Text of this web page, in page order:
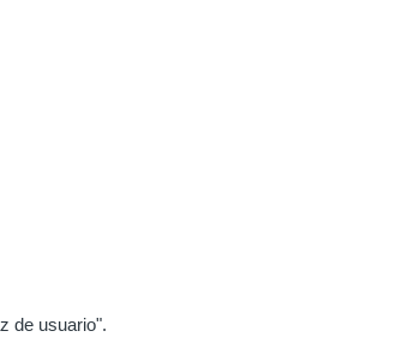
de usuario".